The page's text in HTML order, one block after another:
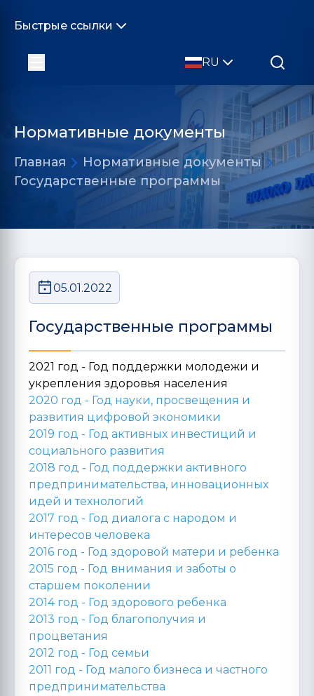
Быстрые ссылки
RU
Нормативные документы
Главная
Нормативные документы
Государственные программы
05.01.2022
Государственные программы
2021 год - Год поддержки молодежи и
укрепления здоровья населения
2020 год - Год науки, просвещения и
развития цифровой экономики
2019 год - Год активных инвестиций и
социального развития
2018 год - Год поддержки активного
предпринимательства, инновационных
идей и технологий
2017 год - Год диалога с народом и
интересов человека
2016 год - Год здоровой матери и ребенка
2015 год - Год внимания и заботы о
старшем поколении
2014 год - Год здорового ребенка
2013 год - Год благополучия и
процветания
2012 год - Год семьи
2011 год - Год малого бизнеса и частного
предпринимательства